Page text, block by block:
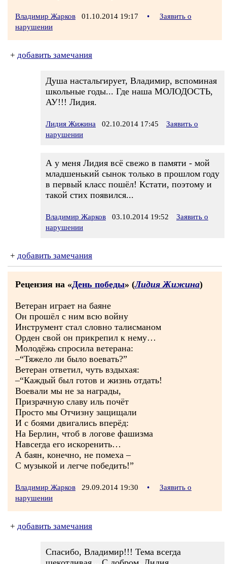
Владимир Жарков 01.10.2014 19:17 •
Заявить о
нарушении
+ добавить замечания
Душа настальгирует, Владимир, вспоминая
школьные годы... Где наша МОЛОДОСТЬ,
АУ!!! Лидия.
Лидия Жижина 02.10.2014 17:45
Заявить о
нарушении
А у меня Лидия всё свежо в памяти - мой
младшенький сынок только в прошлом году
в первый класс пошёл! Кстати, поэтому и
такой стих появился...
Владимир Жарков 03.10.2014 19:52
Заявить о
нарушении
+ добавить замечания
Рецензия на «День победы» (Лидия Жижина)
Ветеран играет на баяне
Он прошёл с ним всю войну
Инструмент стал словно талисманом
Орден свой он прикрепил к нему…
Молодёжь спросила ветерана:
–“Тяжело ли было воевать?”
Ветеран ответил, чуть вздыхая:
–“Каждый был готов и жизнь отдать!
Воевали мы не за награды,
Призрачную славу иль почёт
Просто мы Отчизну защищали
И с боями двигались вперёд:
На Берлин, чтоб в логове фашизма
Навсегда его искоренить…
А баян, конечно, не помеха –
С музыкой и легче победить!”
Владимир Жарков 29.09.2014 19:30 •
Заявить о
нарушении
+ добавить замечания
Спасибо, Владимир!!! Тема всегда